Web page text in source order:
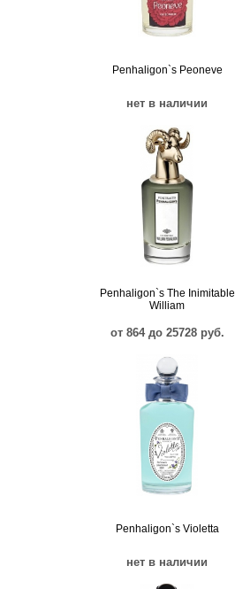
Penhaligon`s Peoneve
нет в наличии
Penhaligon`s The Inimitable
William
от 864 до 25728 руб.
Penhaligon`s Violetta
нет в наличии